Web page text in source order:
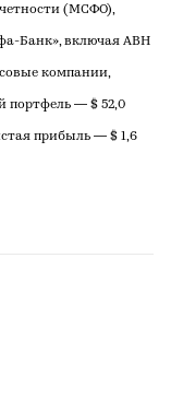
(МСФО),
Банк», включая ABH
компании,
портфель — $ 52,0
прибыль — $ 1,6